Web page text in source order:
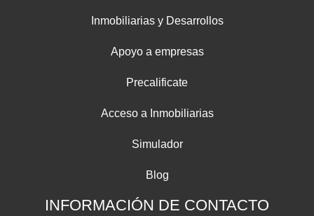
Inmobiliarias y Desarrollos
Apoyo a empresas
Precalificate
Acceso a Inmobiliarias
Simulador
Blog
INFORMACIÓN DE CONTACTO